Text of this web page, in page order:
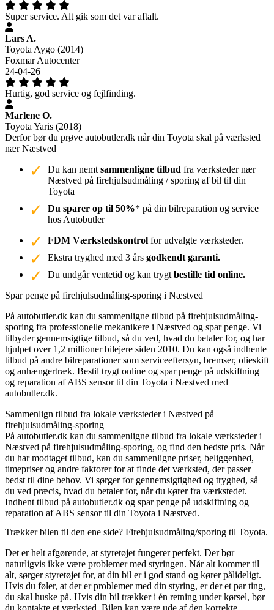
Super service. Alt gik som det var aftalt.
Lars A.
Toyota Aygo (2014)
Foxmar Autocenter
24-04-26
Hurtig, god service og fejlfinding.
Marlene O.
Toyota Yaris (2018)
Derfor bør du prøve autobutler.dk når din Toyota skal på værksted
nær Næstved
Du kan nemt sammenligne tilbud fra værksteder nær
Næstved på firehjulsudmåling / sporing af bil til din
Toyota
Du sparer op til 50%* på din bilreparation og service
hos Autobutler
FDM Værkstedskontrol for udvalgte værksteder.
Ekstra tryghed med 3 års godkendt garanti.
Du undgår ventetid og kan trygt bestille tid online.
Spar penge på firehjulsudmåling-sporing i Næstved
På autobutler.dk kan du sammenligne tilbud på firehjulsudmåling-
sporing fra professionelle mekanikere i Næstved og spar penge. Vi
tilbyder gennemsigtige tilbud, så du ved, hvad du betaler for, og har
hjulpet over 1,2 millioner bilejere siden 2010. Du kan også indhente
tilbud på andre bilreparationer som serviceeftersyn, bremser, olieskift
og anhængertræk. Bestil trygt online og spar penge på udskiftning
og reparation af ABS sensor til din Toyota i Næstved med
autobutler.dk.
Sammenlign tilbud fra lokale værksteder i Næstved på
firehjulsudmåling-sporing
På autobutler.dk kan du sammenligne tilbud fra lokale værksteder i
Næstved på firehjulsudmåling-sporing, og find den bedste pris. Når
du har modtaget tilbud, kan du sammenligne priser, beliggenhed,
timepriser og andre faktorer for at finde det værksted, der passer
bedst til dine behov. Vi sørger for gennemsigtighed og tryghed, så
du ved præcis, hvad du betaler for, når du kører fra værkstedet.
Indhent tilbud på autobutler.dk og spar penge på udskiftning og
reparation af ABS sensor til din Toyota i Næstved.
Trækker bilen til den ene side? Firehjulsudmåling/sporing til Toyota.
Det er helt afgørende, at styretøjet fungerer perfekt. Der bør
naturligvis ikke være problemer med styringen. Når alt kommer til
alt, sørger styretøjet for, at din bil er i god stand og kører pålideligt.
Hvis du føler, at der er problemer med din styring, er der et par ting,
du skal huske på. Hvis din bil trækker i én retning under kørsel, bør
du kontakte et værksted. Bilen kan være ude af den korrekte